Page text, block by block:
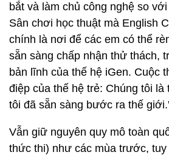
bắt và làm chủ công nghệ so
Sân chơi học thuật mà English
chính là nơi để các em có thể
sẵn sàng chấp nhận thử thách,
bản lĩnh của thế hệ iGen. Cuộc
điệp của thế hệ trẻ: Chúng tôi là
tôi đã sẵn sàng bước ra thế
Vẫn giữ nguyên quy mô toàn
thức thi) như các mùa trước, tuy